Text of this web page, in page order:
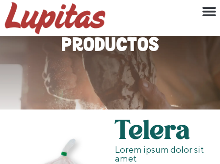
Productos
Telera
Lorem ipsum dolor sit
amet